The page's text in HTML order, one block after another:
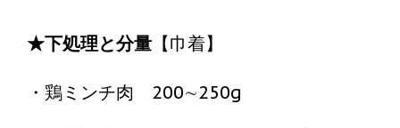
★下処理と分量 【巾着】
・鶏ミンチ肉 200∼250g